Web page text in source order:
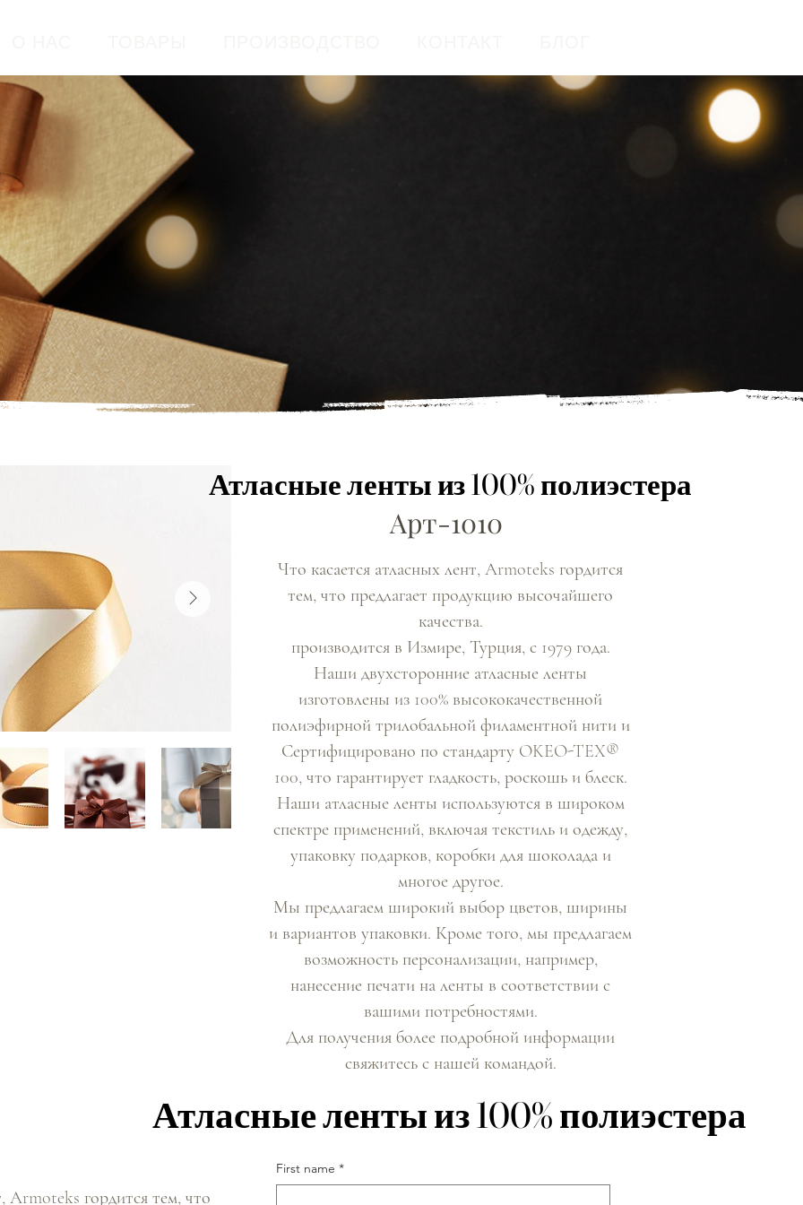
Armoteks гордится тем, что
Атласные ленты из 100% полиэстера
Атласные ленты из 100% полиэстера
Арт-1010
Что касается атласных лент, Armoteks гордится
тем, что предлагает продукцию высочайшего
качества.
производится в Измире, Турция, с 1979 года.
Наши двухсторонние атласные ленты
изготовлены из 100% высококачественной
полиэфирной трилобальной филаментной нити и
Сертифицировано по стандарту OKEO-TEX®
100, что гарантирует гладкость, роскошь и блеск.
Наши атласные ленты используются в широком
спектре применений, включая текстиль и одежду,
упаковку подарков, коробки для шоколада и
многое другое.
Мы предлагаем широкий выбор цветов, ширины
и вариантов упаковки. Кроме того, мы предлагаем
возможность персонализации, например,
нанесение печати на ленты в соответствии с
вашими потребностями.
Для получения более подробной информации
свяжитесь с нашей командой.
Атласные ленты из 100% полиэстера
Атласные ленты из 100% полиэстера
First name *